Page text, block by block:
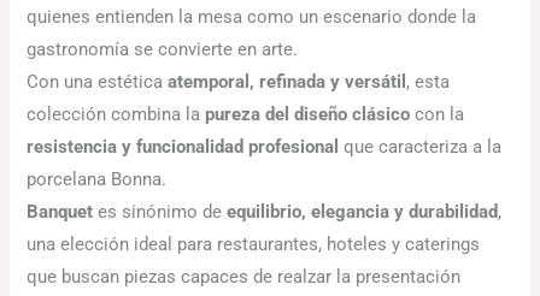
quienes entienden la mesa como un escenario donde la
gastronomía se convierte en arte.
Con una estéticaatemporal, refinada y versátil , esta
colección combina lapureza del diseño clásico con la
resistencia y funcionalidad profesional que caracteriza a la
porcelana Bonna.
Banquet es sinónimo deequilibrio, elegancia y durabilidad,
una elección ideal para restaurantes, hoteles y caterings
que buscan piezas capaces de realzar la presentación